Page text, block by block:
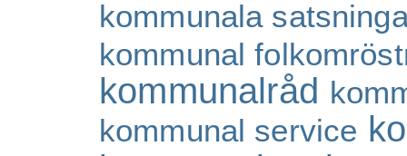
kommunala
kommunal
kommunalråd
kommunal service